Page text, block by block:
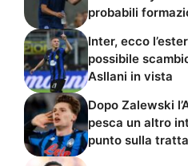
probabili
Inter, ecco
possibile
Asllani in vista
Dopo Zalewski
pesca un altro
punto sulla